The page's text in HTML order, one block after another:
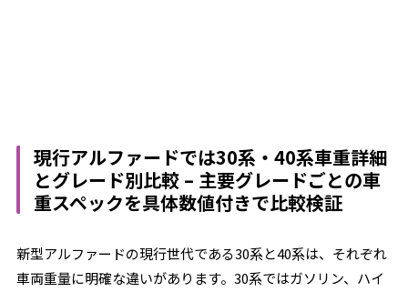
現行アルファードでは30系・40系車重詳細
とグレード別比較 – 主要グレードごとの車
重スペックを具体数値付きで比較検証
新型アルファードの現行世代である30系と40系は、それぞれ
車両重量に明確な違いがあります。30系ではガソリン、ハイ